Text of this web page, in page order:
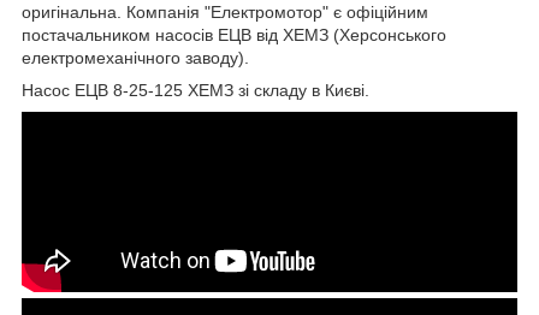
оригінальна. Компанія "Електромотор" є офіційним
постачальником насосів ЕЦВ від ХЕМЗ (Херсонського
електромеханічного заводу).
Насос ЕЦВ 8-25-125 ХЕМЗ зі складу в Києві.